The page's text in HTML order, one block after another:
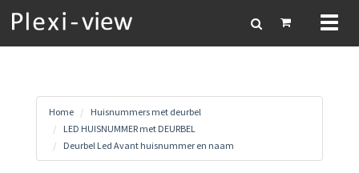
Home
Huisnummers met deurbel
LED HUISNUMMER met DEURBEL
Deurbel Led Avant huisnummer en naam